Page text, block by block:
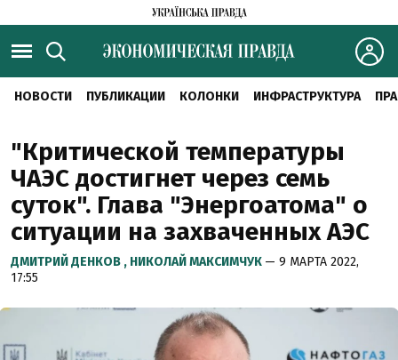
НОВОСТИ ПУБЛИКАЦИИ КОЛОНКИ ИНФРАСТРУКТУРА
"Критической температуры
ЧАЭС достигнет через семь
суток". Глава "Энергоатома" о
ситуации на захваченных АЭС
ДМИТРИЙ ДЕНКОВ , НИКОЛАЙ МАКСИМЧУК — 9 МАРТА 2022,
17:55